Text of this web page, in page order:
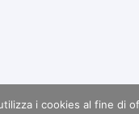
i cookies al fine di